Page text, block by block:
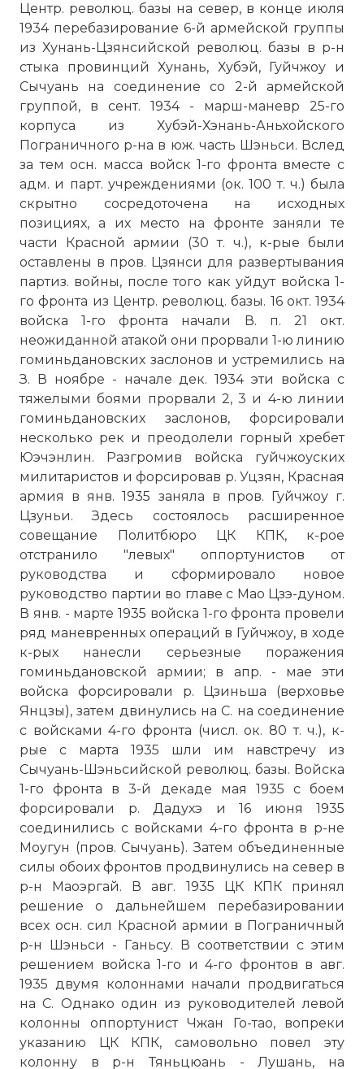
Центр. революц. базы на север, в конце июля
1934 перебазирование 6-й армейской группы
из Хунань-Цзянсийской революц. базы в р-н
стыка провинций Хунань, Хубэй, Гуйчжоу и
Сычуань на соединение со 2-й армейской
группой, в сент. 1934 - марш-маневр 25-го
корпуса из Хубэй-Хэнань-Аньхойского
Пограничного р-на в юж. часть Шэньси. Вслед
за тем осн. масса войск 1-го фронта вместе с
адм. и парт. учреждениями (ок. 100 т. ч.) была
скрытно сосредоточена на исходных
позициях, а их место на фронте заняли те
части Красной армии (30 т. ч.), к-рые были
оставлены в пров. Цзянси для развертывания
партиз. войны, после того как уйдут войска 1-
го фронта из Центр. революц. базы. 16 окт. 1934
войска 1-го фронта начали В. п. 21 окт.
неожиданной атакой они прорвали 1-ю линию
гоминьдановских заслонов и устремились на
З. В ноябре - начале дек. 1934 эти войска с
тяжелыми боями прорвали 2, 3 и 4-ю линии
гоминьдановских заслонов, форсировали
несколько рек и преодолели горный хребет
Юэчэнлин. Разгромив войска гуйчжоуских
милитаристов и форсировав р. Уцзян, Красная
армия в янв. 1935 заняла в пров. Гуйчжоу г.
Цзуньи. Здесь состоялось расширенное
совещание Политбюро ЦК КПК, к-рое
отстранило "левых" оппортунистов от
руководства и сформировало новое
руководство партии во главе с Мао Цзэ-дуном.
В янв. - марте 1935 войска 1-го фронта провели
ряд маневренных операций в Гуйчжоу, в ходе
к-рых нанесли серьезные поражения
гоминьдановской армии; в апр. - мае эти
войска форсировали р. Цзиньша (верховье
Янцзы), затем двинулись на С. на соединение
с войсками 4-го фронта (числ. ок. 80 т. ч.), к-
рые с марта 1935 шли им навстречу из
Сычуань-Шэньсийской революц. базы. Войска
1-го фронта в 3-й декаде мая 1935 с боем
форсировали р. Дадухэ и 16 июня 1935
соединились с войсками 4-го фронта в р-не
Моугун (пров. Сычуань). Затем объединенные
силы обоих фронтов продвинулись на север в
р-н Маоэргай. В авг. 1935 ЦК КПК принял
решение о дальнейшем перебазировании
всех осн. сил Красной армии в Пограничный
р-н Шэньси - Ганьсу. В соответствии с этим
решением войска 1-го и 4-го фронтов в авг.
1935 двумя колоннами начали продвигаться
на С. Однако один из руководителей левой
колонны оппортунист Чжан Го-тао, вопреки
указанию ЦК КПК, самовольно повел эту
колонну в р-н Тяньцюань - Лушань, на